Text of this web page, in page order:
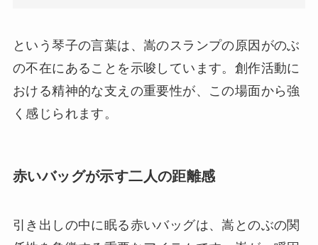
という琴子の言葉は、嵩のスランプの原因がのぶ
の不在にあることを示唆しています。創作活動に
おける精神的な支えの重要性が、この場面から強
く感じられます。
赤いバッグが示す二人の距離感
引き出しの中に眠る赤いバッグは、嵩とのぶの関